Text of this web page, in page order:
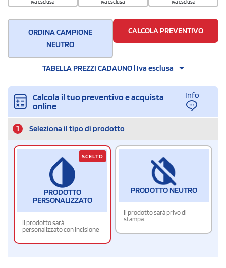
Quantità per scatola
60
iva esclusa iva esclusa iva esclusa
ORDINA CAMPIONE
NEUTRO
CALCOLA PREVENTIVO
TABELLA PREZZI CADAUNO | Iva esclusa
Calcola il tuo preventivo e acquista
online
Info
1 Seleziona il tipo di prodotto
PRODOTTO
PERSONALIZZATO
Il prodotto sarà
personalizzato con incisione
SCELTO
PRODOTTO NEUTRO
Il prodotto sarà privo di
stampa.